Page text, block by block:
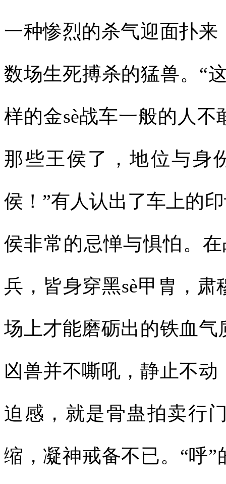
一种惨烈的杀气迎面扑
数场生死搏杀的猛兽。“
样的金sè战车一般的人
那些王侯了，地位与身
侯！”有人认出了车上的
侯非常的忌惮与惧怕。
兵，皆身穿黑sè甲胄，
场上才能磨砺出的铁血
凶兽并不嘶吼，静止不
迫感，就是骨蛊拍卖行
缩，凝神戒备不已。“呼